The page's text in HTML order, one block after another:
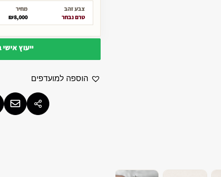
צבע זהב
טרם נבחר
מחיר
₪8,000
ייעוץ
הוספה למועדפים